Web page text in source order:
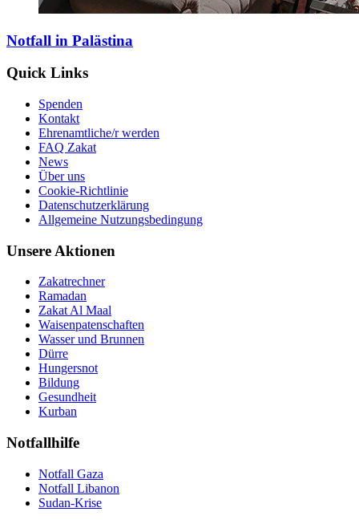
Notfall in Palästina
Quick Links
Spenden
Kontakt
Ehrenamtliche/r werden
FAQ Zakat
News
Über uns
Cookie-Richtlinie
Datenschutzerklärung
Allgemeine Nutzungsbedingung
Unsere Aktionen
Zakatrechner
Ramadan
Zakat Al Maal
Waisenpatenschaften
Wasser und Brunnen
Dürre
Hungersnot
Bildung
Gesundheit
Kurban
Notfallhilfe
Notfall Gaza
Notfall Libanon
Sudan-Krise